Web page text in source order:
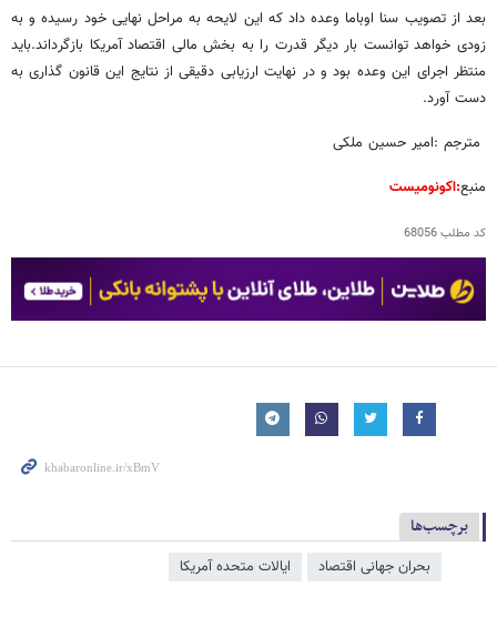
بعد از تصویب سنا اوباما وعده داد که این لایحه به مراحل نهایی خود رسیده و به
زودی خواهد توانست بار دیگر قدرت را به بخش مالی اقتصاد آمریکا بازگرداند.باید
منتظر اجرای این وعده بود و در نهایت ارزیابی دقیقی از نتایج این قانون گذاری به
دست آورد.
مترجم :امیر حسین ملکی
منبع:اکونومیست
کد مطلب68056
برچسب‌ها
بحران جهانی اقتصاد ایالات متحده آمریکا